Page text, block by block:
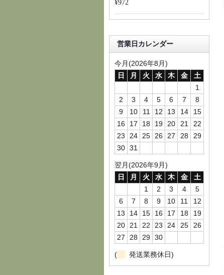
¥972
営業日カレンダー
今月(2026年8月)
日
月 火 水 木 金
土
1
2
3 4 5 6 7
8
9
10 11 12 13 14
15
16
17 18 19 20 21
22
23
24 25 26 27 28
29
30 31
翌月(2026年9月)
日
月 火 水 木 金
土
1
2 3 4
5
6
7 8 9 10 11
12
13
14 15 16 17 18
19
20
21 22 23 24 25
26
27
28 29 30
( 発送業務休日)